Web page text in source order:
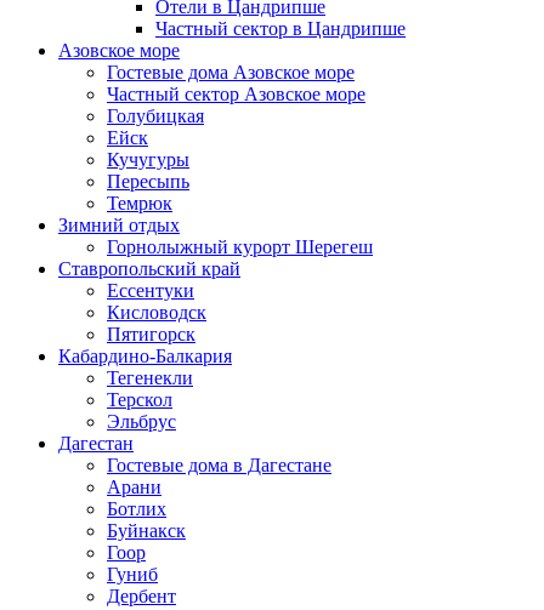
Отели в Цандрипше
Частный сектор в Цандрипше
Азовское море
Гостевые дома Азовское море
Частный сектор Азовское море
Голубицкая
Ейск
Кучугуры
Пересыпь
Темрюк
Зимний отдых
Горнолыжный курорт Шерегеш
Ставропольский край
Ессентуки
Кисловодск
Пятигорск
Кабардино-Балкария
Тегенекли
Терскол
Эльбрус
Дагестан
Гостевые дома в Дагестане
Арани
Ботлих
Буйнакск
Гоор
Гуниб
Дербент